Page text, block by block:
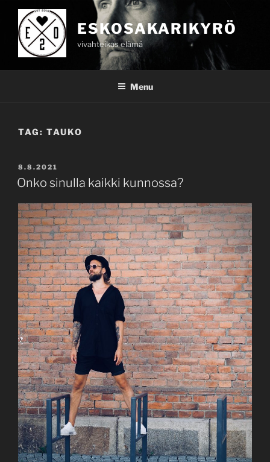
content
ESKOSAKARIKYRÖ
vivahteikas elämä
Menu
TAG: TAUKO
POSTED
ON
8.8.2021
Onko sinulla kaikki kunnossa?